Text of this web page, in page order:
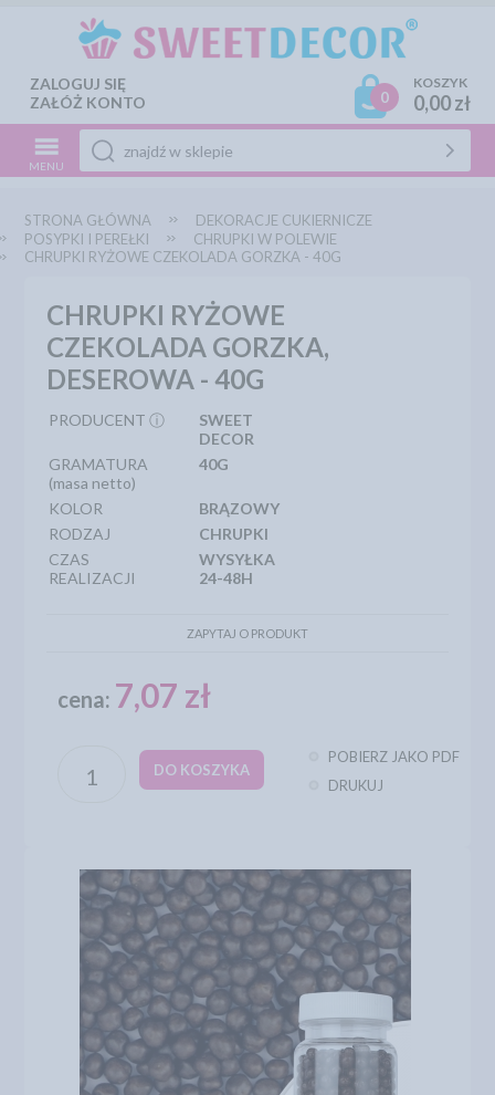
ZALOGUJ SIĘ
ZAŁÓŻ KONTO
0
KOSZYK
0,00 zł
MENU
STRONA GŁÓWNA
DEKORACJE CUKIERNICZE
POSYPKI I PEREŁKI
CHRUPKI W POLEWIE
CHRUPKI RYŻOWE CZEKOLADA GORZKA - 40G
CHRUPKI RYŻOWE
CZEKOLADA GORZKA,
DESEROWA - 40G
PRODUCENT ⓘ
SWEET
DECOR
GRAMATURA
(masa netto)
40G
KOLOR
BRĄZOWY
RODZAJ
CHRUPKI
CZAS
REALIZACJI
WYSYŁKA
24-48H
ZAPYTAJ O PRODUKT
cena: 7,07 zł
DO KOSZYKA
POBIERZ JAKO PDF
DRUKUJ